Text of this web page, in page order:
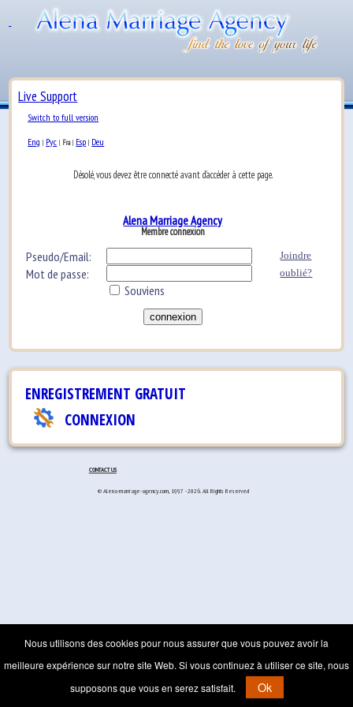
Live Support
Switch to full version
Eng | Рус | Fra| Esp | Deu
Désolé, vous devez être connecté avant d’accéder à cette page.
Alena Marriage Agency
Membre connexion
Pseudo/Email: Joindre
Mot de passe: oublié?
Souviens
ENREGISTREMENT GRATUIT
CONNEXION
CONTACT US
© Alena-marriage-agency.com, 1997 - 2026. All Rights Reserved
Nous utilisons des cookies pour nous assurer que vous pouvez avoir la
meilleure expérience sur notre site Web. Si vous continuez à utiliser ce site, nous
supposons que vous en serez satisfait.
Ok